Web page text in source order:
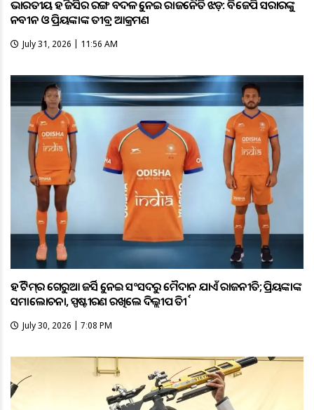
ଭାରତୀୟ ହକି ଜର୍ସିର ରଙ୍ଗ ବଦଳକୁ ନେଇ ରାଜନୈତିକ ଝଡ଼: ବିଜେପି ସରକାରଙ୍କୁ
ନବୀନ ଓ ପ୍ରିୟଙ୍କାଙ୍କ ତୀବ୍ର ଆକ୍ରମଣ
July 31, 2026 | 11:56 AM
ହକି ଟିମ୍‌ର ଗେରୁଆ ଜର୍ସିକୁ ନେଇ ସଂସଦରୁ ମୈଦାନ ଯାଏଁ ରାଜନୀତି; ପ୍ରିୟଙ୍କାଙ୍କ
ସମାଲୋଚନା, ସ୍ପଷ୍ଟୀକରଣ ରଖିଲେ ଦିଲ୍ଲୀପ ତିର୍କୀ
July 30, 2026 | 7:08 PM